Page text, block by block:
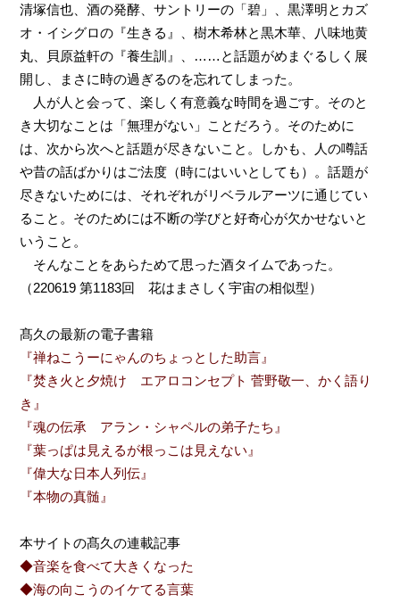
清塚信也、酒の発酵、サントリーの「碧」、黒澤明とカズ
オ・イシグロの『生きる』、樹木希林と黒木華、八味地黄
丸、貝原益軒の『養生訓』、……と話題がめまぐるしく展
開し、まさに時の過ぎるのを忘れてしまった。
人が人と会って、楽しく有意義な時間を過ごす。そのと
き大切なことは「無理がない」ことだろう。そのために
は、次から次へと話題が尽きないこと。しかも、人の噂話
や昔の話ばかりはご法度（時にはいいとしても）。話題が
尽きないためには、それぞれがリベラルアーツに通じてい
ること。そのためには不断の学びと好奇心が欠かせないと
いうこと。
そんなことをあらためて思った酒タイムであった。
（220619 第1183回 花はまさしく宇宙の相似型）
髙久の最新の電子書籍
『禅ねこうーにゃんのちょっとした助言』
『焚き火と夕焼け エアロコンセプト 菅野敬一、かく語り
き』
『魂の伝承 アラン・シャペルの弟子たち』
『葉っぱは見えるが根っこは見えない』
『偉大な日本人列伝』
『本物の真髄』
本サイトの髙久の連載記事
◆音楽を食べて大きくなった
◆海の向こうのイケてる言葉